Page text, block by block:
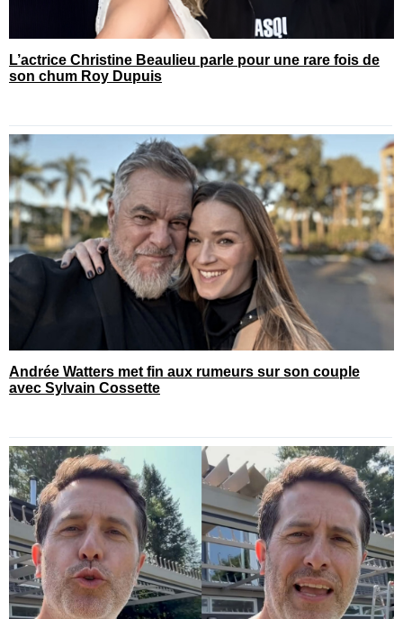
L’actrice Christine Beaulieu parle pour une rare fois de
son chum Roy Dupuis
Andrée Watters met fin aux rumeurs sur son couple
avec Sylvain Cossette